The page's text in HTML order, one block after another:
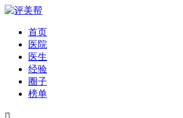
首页
医院
医生
经验
圈子
榜单